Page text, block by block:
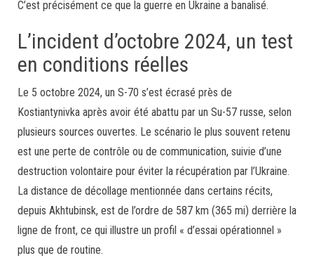
C’est précisément ce que la guerre en Ukraine a banalisé.
L’incident d’octobre 2024, un test
en conditions réelles
Le 5 octobre 2024, un S-70 s’est écrasé près de
Kostiantynivka après avoir été abattu par un Su-57 russe, selon
plusieurs sources ouvertes. Le scénario le plus souvent retenu
est une perte de contrôle ou de communication, suivie d’une
destruction volontaire pour éviter la récupération par l’Ukraine.
La distance de décollage mentionnée dans certains récits,
depuis Akhtubinsk, est de l’ordre de 587 km (365 mi) derrière la
ligne de front, ce qui illustre un profil « d’essai opérationnel »
plus que de routine.